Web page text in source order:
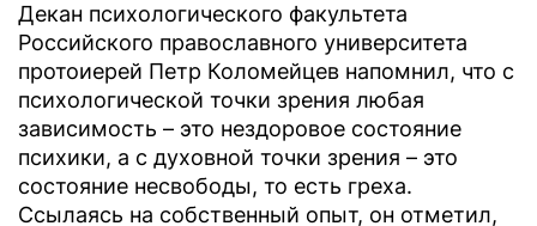
Декан психологического факультета
Российского православного университета
протоиерей Петр Коломейцев напомнил, что с
психологической точки зрения любая
зависимость – это нездоровое состояние
психики, а с духовной точки зрения – это
состояние несвободы, то есть греха.
Ссылаясь на собственный опыт, он отметил,